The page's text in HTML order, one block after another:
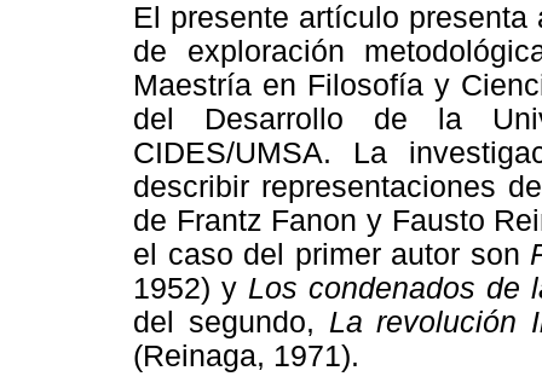
El presente artículo
de exploración
Maestría en Filosofía y
del Desarrollo de la
CIDES/UMSA. La
describir representaciones
de Frantz Fanon y Fausto
el caso del primer autor son
1952) y Los condenados de
del segundo, La revolución
(Reinaga, 1971).